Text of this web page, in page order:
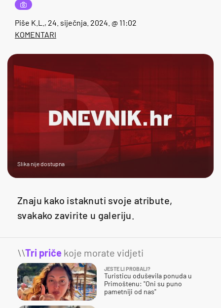
Piše K.L. , 24. siječnja. 2024. @ 11:02
KOMENTARI
Slika nije dostupna
Znaju kako istaknuti svoje atribute,
svakako zavirite u galeriju.
\\Tri priče koje morate vidjeti
JESTE LI PROBALI?
Turisticu oduševila ponuda u
Primoštenu: "Oni su puno
pametniji od nas"